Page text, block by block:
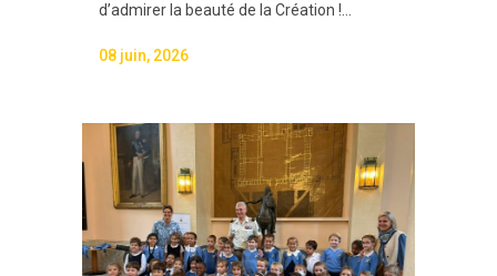
d’admirer la beauté de la Création !...
08 juin, 2026